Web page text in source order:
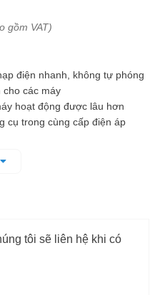
gồm VAT)
điện nhanh, không tự phóng
cho các máy
hoạt động được lâu hơn
cụ trong cùng cấp điện áp
3 mét
tôi sẽ liên hệ khi có